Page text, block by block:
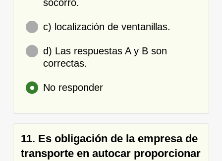
socorro.
c) localización de ventanillas.
d) Las respuestas A y B son
correctas.
No responder
11. Es obligación de la empresa de
transporte en autocar proporcionar